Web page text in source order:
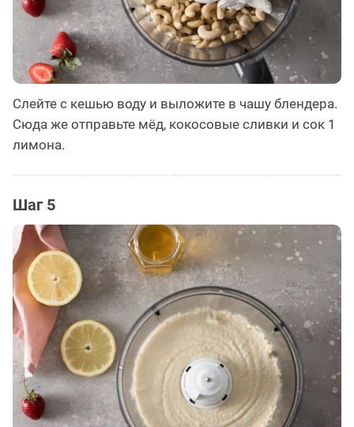
Слейте с кешью воду и выложите в чашу блендера.
Сюда же отправьте мёд, кокосовые сливки и сок 1
лимона.
Шаг 5